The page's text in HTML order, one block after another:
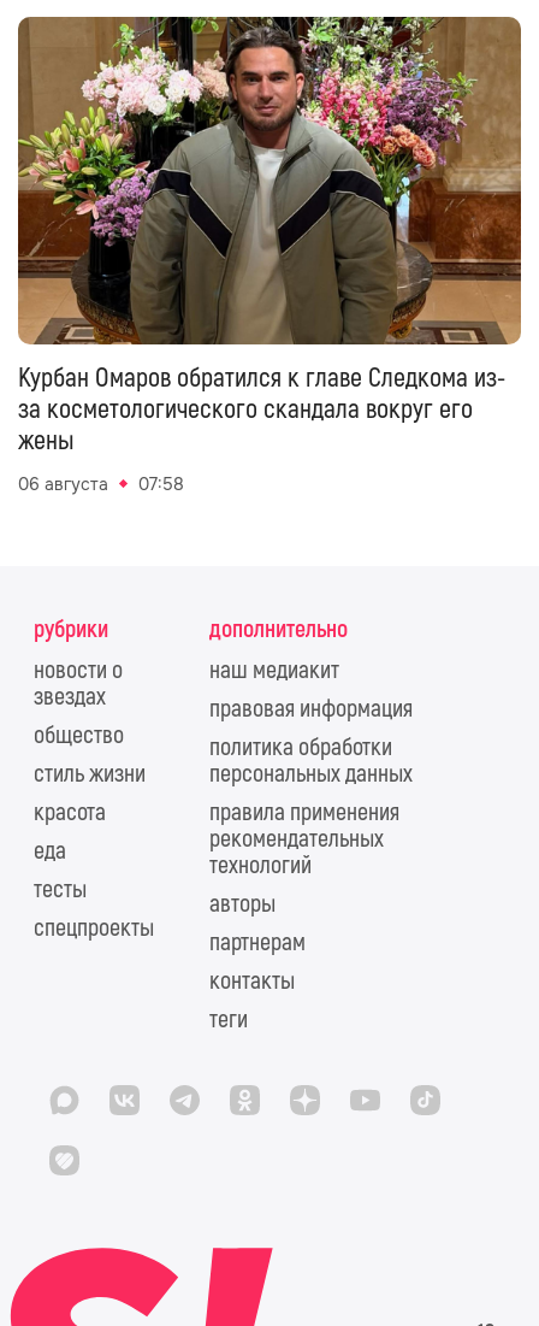
Курбан Омаров обратился к главе Следкома из-
за косметологического скандала вокруг его
жены
06 августа 07:58
рубрики
новости о
звездах
общество
стиль жизни
красота
еда
тесты
спецпроекты
дополнительно
наш медиакит
правовая информация
политика обработки
персональных данных
правила применения
рекомендательных
технологий
авторы
партнерам
контакты
теги